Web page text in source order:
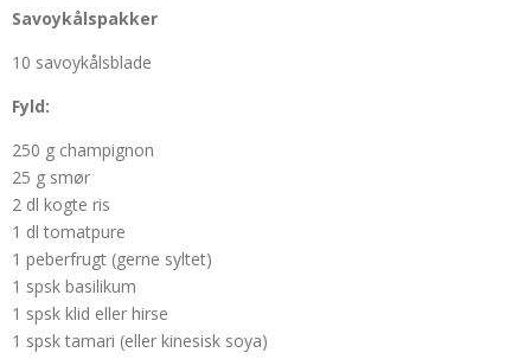
Savoykålspakker
10 savoykålsblade
Fyld:
250 g champignon
25 g smør
2 dl kogte ris
1 dl tomatpure
1 peberfrugt (gerne syltet)
1 spsk basilikum
1 spsk klid eller hirse
1 spsk tamari (eller kinesisk soya)